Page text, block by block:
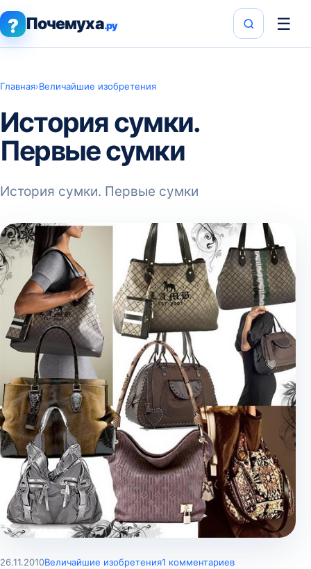
? Почемуха.ру ☰
Главная›Величайшие изобретения
История сумки.
Первые сумки
История сумки. Первые сумки
26.11.2010Величайшие изобретения1 комментариев